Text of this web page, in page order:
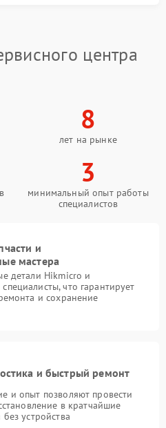
центра
8
лет на рынке
3
минимальный опыт работы
специалистов
и
мастера
детали Hikmicro и
что гарантирует
и сохранение
и быстрый ремонт
и опыт позволяют провести
в кратчайшие
устройства